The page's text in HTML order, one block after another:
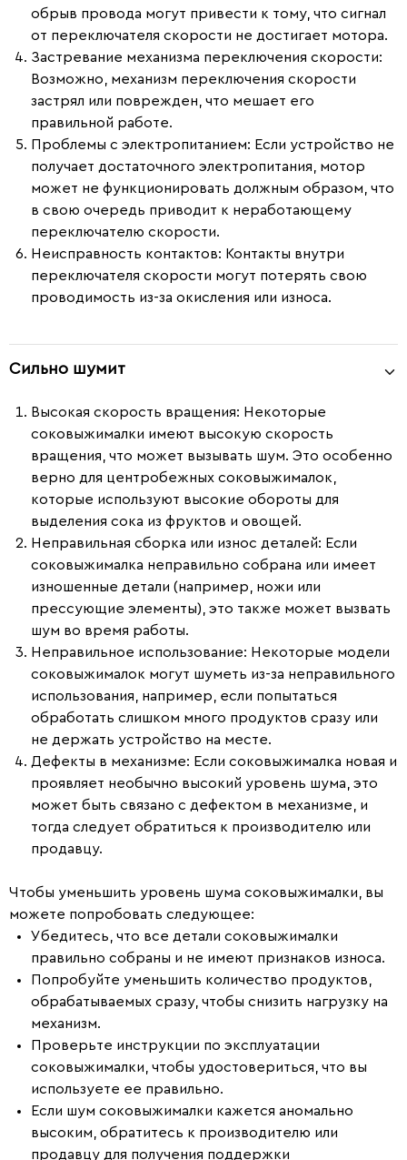
обрыв провода могут привести к тому, что сигнал
от переключателя скорости не достигает мотора.
Застревание механизма переключения скорости:
Возможно, механизм переключения скорости
застрял или поврежден, что мешает его
правильной работе.
Проблемы с электропитанием: Если устройство не
получает достаточного электропитания, мотор
может не функционировать должным образом, что
в свою очередь приводит к неработающему
переключателю скорости.
Неисправность контактов: Контакты внутри
переключателя скорости могут потерять свою
проводимость из-за окисления или износа.
Сильно шумит
Высокая скорость вращения: Некоторые
соковыжималки имеют высокую скорость
вращения, что может вызывать шум. Это особенно
верно для центробежных соковыжималок,
которые используют высокие обороты для
выделения сока из фруктов и овощей.
Неправильная сборка или износ деталей: Если
соковыжималка неправильно собрана или имеет
изношенные детали (например, ножи или
прессующие элементы), это также может вызвать
шум во время работы.
Неправильное использование: Некоторые модели
соковыжималок могут шуметь из-за неправильного
использования, например, если попытаться
обработать слишком много продуктов сразу или
не держать устройство на месте.
Дефекты в механизме: Если соковыжималка новая и
проявляет необычно высокий уровень шума, это
может быть связано с дефектом в механизме, и
тогда следует обратиться к производителю или
продавцу.
Чтобы уменьшить уровень шума соковыжималки, вы
можете попробовать следующее:
Убедитесь, что все детали соковыжималки
правильно собраны и не имеют признаков износа.
Попробуйте уменьшить количество продуктов,
обрабатываемых сразу, чтобы снизить нагрузку на
механизм.
Проверьте инструкции по эксплуатации
соковыжималки, чтобы удостовериться, что вы
используете ее правильно.
Если шум соковыжималки кажется аномально
высоким, обратитесь к производителю или
продавцу для получения поддержки